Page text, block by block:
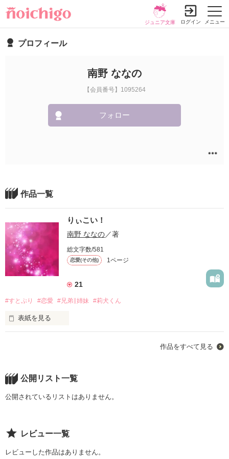
メニュー
ジュニア文庫 ログイン
プロフィール
南野 ななの
【会員番号】1095264
フォロー
作品一覧
りぃこい！
南野 ななの／著
総文字数/581
恋愛(その他) 1ページ
21
#すとぷり #恋愛 #兄弟∥姉妹 #莉犬くん
表紙を見る
新しいお義父さんの子供は実はり、莉犬くん……!?作品をすべて見る
公開リスト一覧
公開されているリストはありません。
レビュー一覧
レビューした作品はありません。